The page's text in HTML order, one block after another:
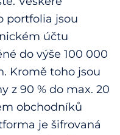
portfolia jsou
účtu
do výše 100 000
Kromě toho jsou
z 90 % do max. 20
obchodníků
je šifrovaná